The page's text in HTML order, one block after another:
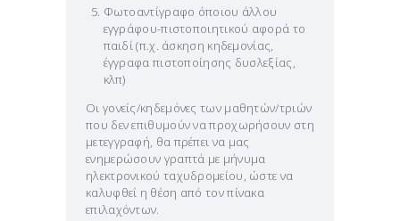
Φωτοαντίγραφο όποιου άλλου
εγγράφου-πιστοποιητικού αφορά το
παιδί (π.χ. άσκηση κηδεμονίας,
έγγραφα πιστοποίησης δυσλεξίας,
κλπ)
Οι γονείς/κηδεμόνες των μαθητών/τριών
που δεν επιθυμούν να προχωρήσουν στη
μετεγγραφή, θα πρέπει να μας
ενημερώσουν γραπτά με μήνυμα
ηλεκτρονικού ταχυδρομείου, ώστε να
καλυφθεί η θέση από τον πίνακα
επιλαχόντων.